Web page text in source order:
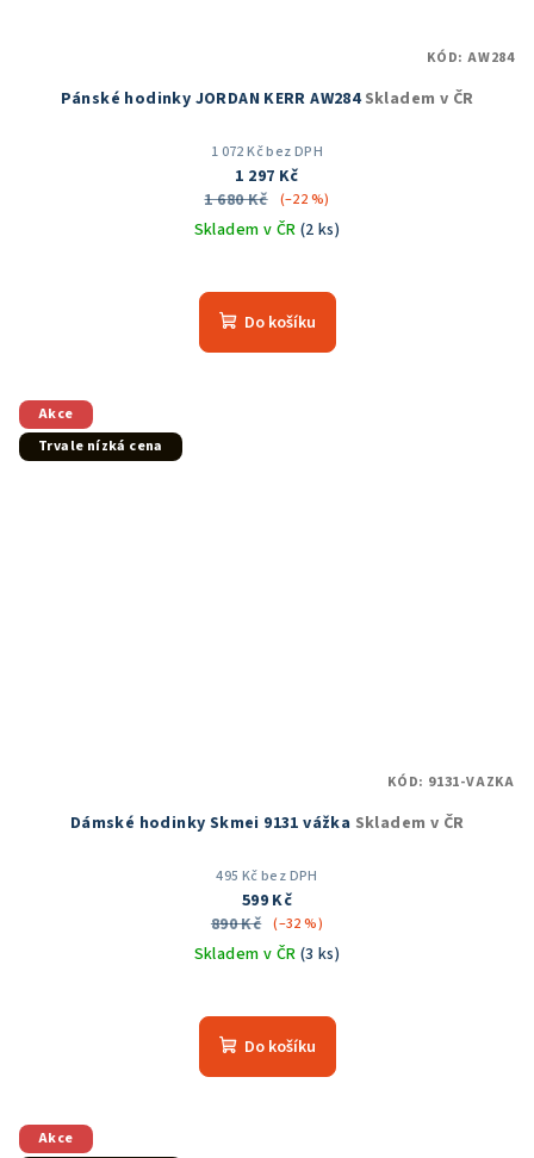
Pánské hodinky JORDAN KERR AW284Skladem v ČR
1 072 Kč bez DPH
1 297 Kč
1 680 Kč
(–22 %)
Skladem v ČR (2 ks)
hodnocení
produktu
Do košíku
KÓD: AW284
Akce
Trvale nízká cena
Dámské hodinky Skmei 9131 vážka Skladem v ČR
495 Kč bez DPH
599 Kč
890 Kč (–32 %)
Skladem v ČR (3 ks)
Do košíku
KÓD: 9131-VAZKA
Akce